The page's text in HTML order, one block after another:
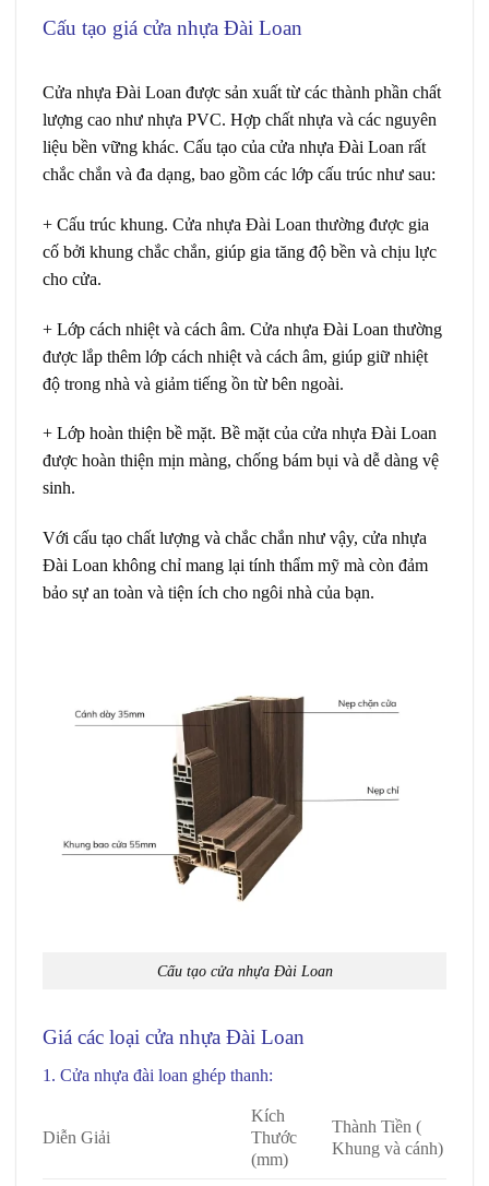
Cấu tạo giá cửa nhựa Đài Loan
Cửa nhựa Đài Loan được sản xuất từ các thành phần chất
lượng cao như nhựa PVC. Hợp chất nhựa và các nguyên
liệu bền vững khác. Cấu tạo của cửa nhựa Đài Loan rất
chắc chắn và đa dạng, bao gồm các lớp cấu trúc như sau:
+ Cấu trúc khung. Cửa nhựa Đài Loan thường được gia
cố bởi khung chắc chắn, giúp gia tăng độ bền và chịu lực
cho cửa.
+ Lớp cách nhiệt và cách âm. Cửa nhựa Đài Loan thường
được lắp thêm lớp cách nhiệt và cách âm, giúp giữ nhiệt
độ trong nhà và giảm tiếng ồn từ bên ngoài.
+ Lớp hoàn thiện bề mặt. Bề mặt của cửa nhựa Đài Loan
được hoàn thiện mịn màng, chống bám bụi và dễ dàng vệ
sinh.
Với cấu tạo chất lượng và chắc chắn như vậy, cửa nhựa
Đài Loan không chỉ mang lại tính thẩm mỹ mà còn đảm
bảo sự an toàn và tiện ích cho ngôi nhà của bạn.
Cấu tạo cửa nhựa Đài Loan
Giá các loại cửa nhựa Đài Loan
1. Cửa nhựa đài loan ghép thanh:
Diễn Giải
Kích
Thước
(mm)
Thành Tiền (
Khung và cánh)